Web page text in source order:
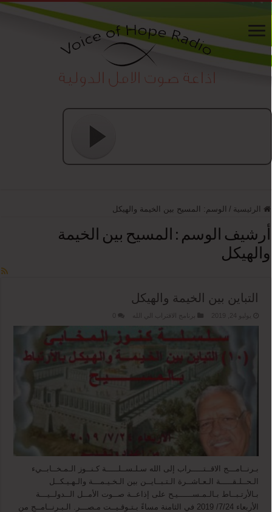
الرئيسية / الوسم: المسيح بين الخيمة والهيكل
أرشيف الوسم : المسيح بين الخيمة
والهيكل
التباين بين الخيمة والهيكل
يوليو 24, 2019 برنامج الاقتراب الي الله
بـرنــامـــج الاقــتـــــراب إلى الله سـلـســلـــــة كـنــوز الـمـخــابــيء
الـحــلـقـــــة الـعـاشــرة الـتـبــايــن بين الـخـيـمـــة والـهـيـكــل
بـالأرتـبــاط بـالـمـســــــيـح على إذاعــة صــوت الأمــل الــدولــيـــة
الأربعاء 7/24/ 2019 في الثامنة مساءً بـتـوقـيــت مـصـــر. الـبـرنــامــج من